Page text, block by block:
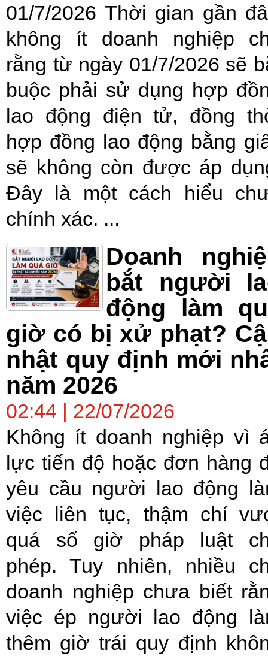
01/7/2026 Thời gian gần
không ít doanh nghiệp
rằng từ ngày 01/7/2026 sẽ
buộc phải sử dụng hợp
lao động điện tử, đồng
hợp đồng lao động bằng
sẽ không còn được áp
Đây là một cách hiểu
chính xác. ...
Doanh
bắt người
động làm
giờ có bị xử phạt?
nhật quy định mới
năm 2026
02:44 | 22/07/2026
Không ít doanh nghiệp vì
lực tiến độ hoặc đơn hàng
yêu cầu người lao động
việc liên tục, thậm chí
quá số giờ pháp luật
phép. Tuy nhiên, nhiều
doanh nghiệp chưa biết
việc ép người lao động
thêm giờ trái quy định